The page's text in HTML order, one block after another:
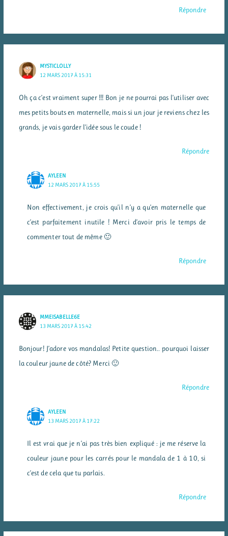
Répondre
MYSTICLOLLY
12 MARS 2017 À 15:31
Oh ça c’est vraiment super !!! Bon je ne pourrai pas l’utiliser avec
mes petits bouts en maternelle, mais si un jour je reviens chez les
grands, je vais garder l’idée sous le coude !
Répondre
AYLEEN
12 MARS 2017 À 15:55
Non effectivement, je crois qu’il n’y a qu’en maternelle que
c’est parfaitement inutile ! Merci d’avoir pris le temps de
commenter tout de même 🙂
Répondre
MMEISABELLE6E
13 MARS 2017 À 15:42
Bonjour! J’adore vos mandalas! Petite question.. pourquoi laisser
la couleur jaune de côté? Merci 🙂
Répondre
AYLEEN
13 MARS 2017 À 17:22
Il est vrai que je n’ai pas très bien expliqué : je me réserve la
couleur jaune pour les carrés pour le mandala de 1 à 10, si
c’est de cela que tu parlais.
Répondre